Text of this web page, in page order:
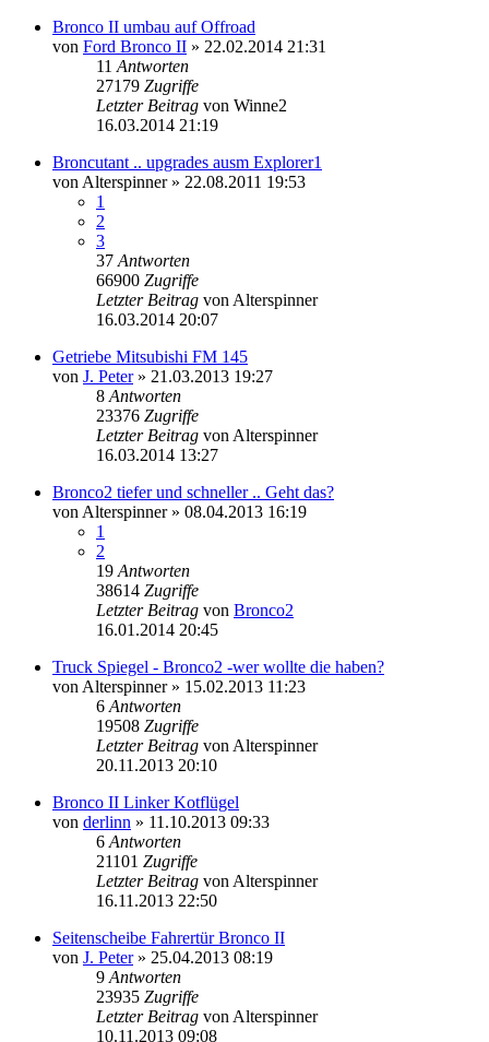
Bronco II umbau auf Offroad
von Ford Bronco II » 22.02.2014 21:31
11 Antworten
27179 Zugriffe
Letzter Beitrag von Winne2
16.03.2014 21:19
Broncutant .. upgrades ausm Explorer1
von Alterspinner» 22.08.2011 19:53
1
2
3
37 Antworten
66900 Zugriffe
Letzter Beitrag von Alterspinner
16.03.2014 20:07
Getriebe Mitsubishi FM 145
von J. Peter» 21.03.2013 19:27
8 Antworten
23376 Zugriffe
Letzter Beitrag von Alterspinner
16.03.2014 13:27
Bronco2 tiefer und schneller .. Geht das?
von Alterspinner» 08.04.2013 16:19
1
2
19 Antworten
38614 Zugriffe
Letzter Beitrag von Bronco2
16.01.2014 20:45
Truck Spiegel - Bronco2 -wer wollte die haben?
von Alterspinner» 15.02.2013 11:23
6 Antworten
19508 Zugriffe
Letzter Beitrag von Alterspinner
20.11.2013 20:10
Bronco II Linker Kotflügel
von derlinn » 11.10.2013 09:33
6 Antworten
21101 Zugriffe
Letzter Beitrag von Alterspinner
16.11.2013 22:50
Seitenscheibe Fahrertür Bronco II
von J. Peter» 25.04.2013 08:19
9 Antworten
23935 Zugriffe
Letzter Beitrag von Alterspinner
10.11.2013 09:08